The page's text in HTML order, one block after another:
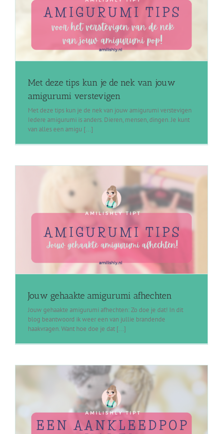
Met deze tips kun je de nek van jouw
amigurumi verstevigen
Met deze tips kun je de nek van jouw amigurumi verstevigen
Iedere amigurumi is anders. Dieren, mensen, dingen. Je kunt
van alles een amigu [...]
Jouw gehaakte amigurumi afhechten
Jouw gehaakte amigurumi afhechten: Zo doe je dat! In dit
blog beantwoord ik weer een van jullie brandende
haakvragen. Want hoe doe je dat [...]